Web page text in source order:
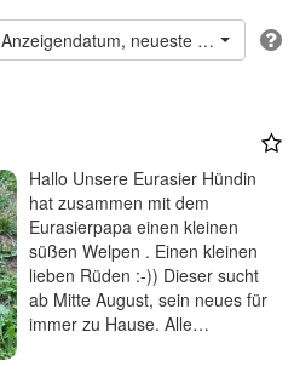
Anzeigendatum, neueste oben
Hallo Unsere Eurasier Hündin
hat zusammen mit dem
Eurasierpapa einen kleinen
süßen Welpen . Einen kleinen
lieben Rüden :-)) Dieser sucht
ab Mitte August, sein neues für
immer zu Hause. Alle…